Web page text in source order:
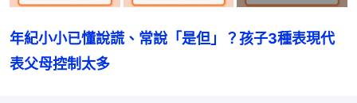
年紀小小已懂說謊、常說「是但」？孩子3種表現代
表父母控制太多